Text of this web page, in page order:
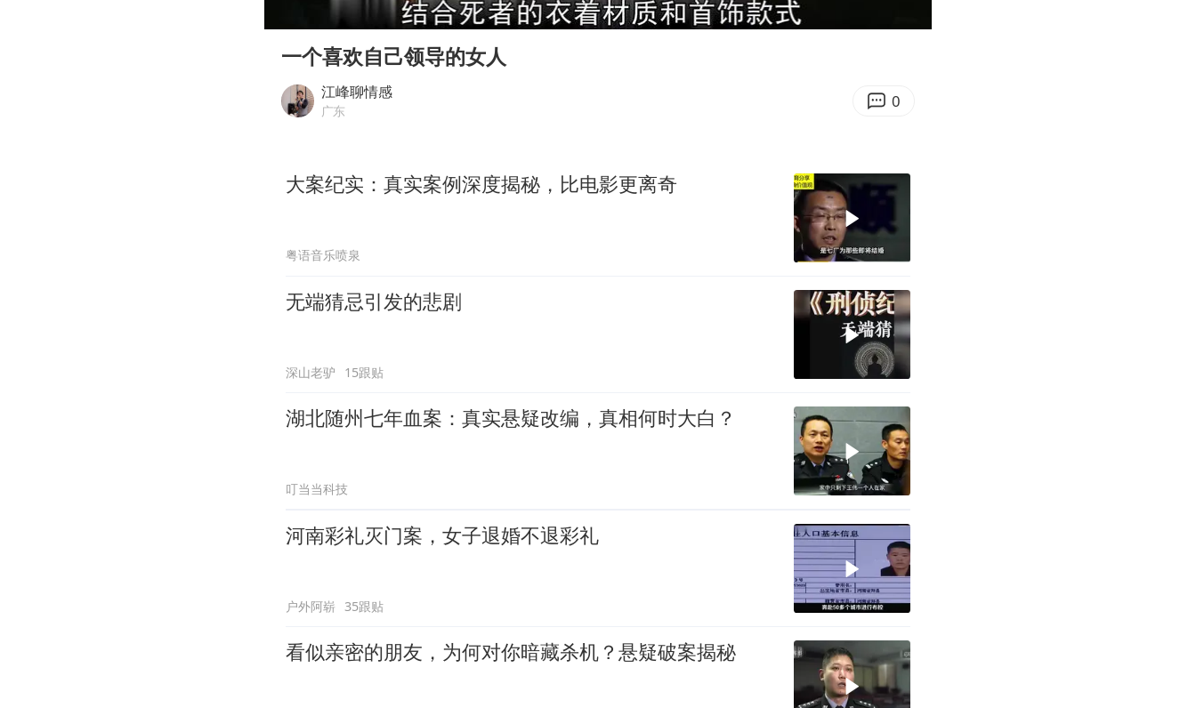
世界斯诺克巡回赛中国公开赛开幕
台州《告全体市民书》：非必要不外出
宇树王兴兴被问了360多个问题
00:00
一个喜欢自己领导的女人
江峰聊情感
广东 0
大案纪实：真实案例深度揭秘，比电影更离奇
粤语音乐喷泉
无端猜忌引发的悲剧
深山老驴 15跟贴
湖北随州七年血案：真实悬疑改编，真相何时大白？
叮当当科技
河南彩礼灭门案，女子退婚不退彩礼
户外阿崭 35跟贴
看似亲密的朋友，为何对你暗藏杀机？悬疑破案揭秘